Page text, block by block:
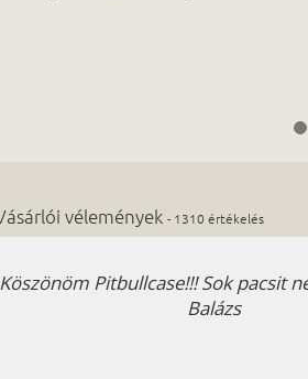
vélemények- 1310 értékelés
Ajánlom - Pálfalvi